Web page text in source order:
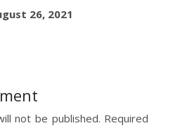
26, 2021
not be published. Required